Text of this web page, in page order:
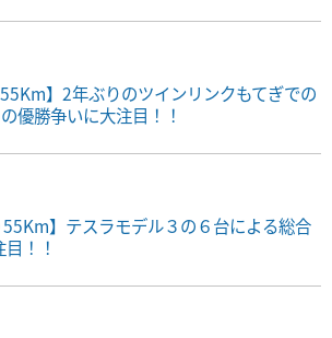
55Km】2年ぶりのツインリンクもてぎでの
優勝争いに大注目！！
55Km】テスラモデル３の６台による総合
！！